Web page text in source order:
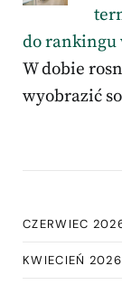
do rankingu
W dobie
wyobrazić
CZERWIEC
KWIECIEŃ 2026